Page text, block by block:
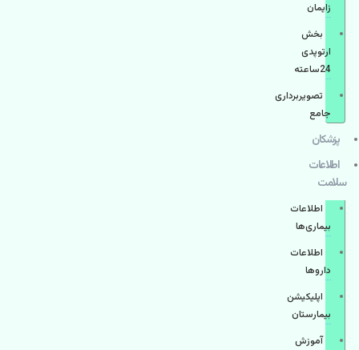
زایمان
بخش
ارتوپدی
24ساعته
تصویربرداری
جامع
پزشكان
اطلاعات
سلامت
اطلاعات
بیماری‌ها
اطلاعات
دارو‌ها
اپليكيشن
بيمارستان
آموزش